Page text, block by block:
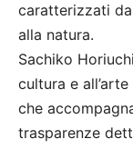
caratterizzati
alla natura.
Sachiko
cultura e
che
trasparenze